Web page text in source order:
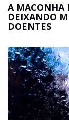
A MACONHA
DEIXANDO
DOENTES